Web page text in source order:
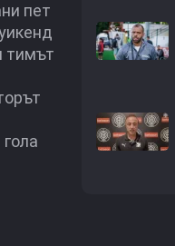
пет
тимът